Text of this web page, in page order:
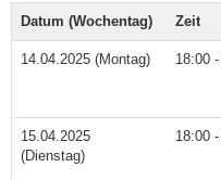
Datum (Wochentag) Zeit
14.04.2025 (Montag) 18:00
15.04.2025
(Dienstag)
18:00